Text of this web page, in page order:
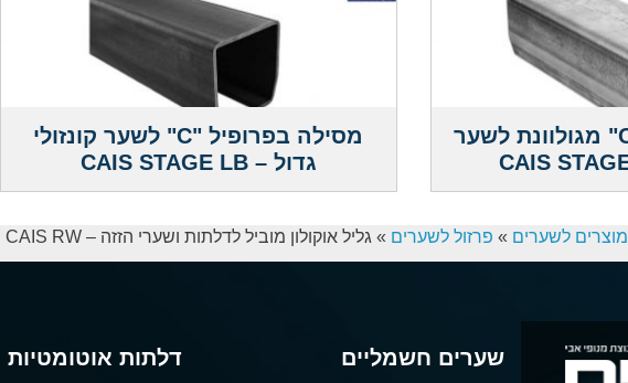
מסילה בפרופיל "C" מגולוונת לשער
מסילה בפרופיל "C" לשער קונזולי
גדול – CAIS STAGE LB
מוצרים לשערים » פרזול לשערים » גליל אוקולון מוביל לדלתות ושערי הזזה – CAIS RW
שערים חשמליים דלתות אוטומטיות